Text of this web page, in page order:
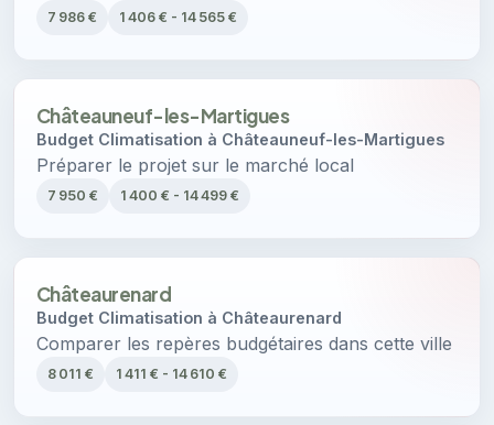
7 986 € 1 406 € - 14 565 €
Châteauneuf-les-Martigues
Budget Climatisation à Châteauneuf-les-Martigues
Préparer le projet sur le marché local
7 950 € 1 400 € - 14 499 €
Châteaurenard
Budget Climatisation à Châteaurenard
Comparer les repères budgétaires dans cette ville
8 011 € 1 411 € - 14 610 €